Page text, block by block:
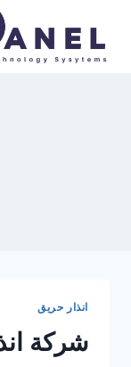
المحتوى
انذار حريق
شركة